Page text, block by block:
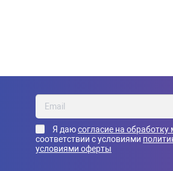
Я даюсогласие на
соответствии с условиями
условиями оферты